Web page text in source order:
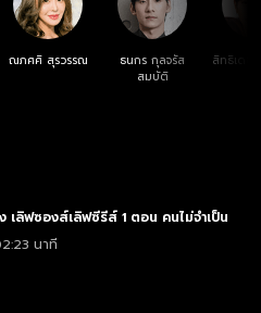
ณภศศิ สุรวรรณ
ธนกร กุลจรัส
สมบัติ
สิทธิเดช
เลิฟซองส์เลิฟซีรีส์ 1 ตอน คนไม่จำเป็น
นาที